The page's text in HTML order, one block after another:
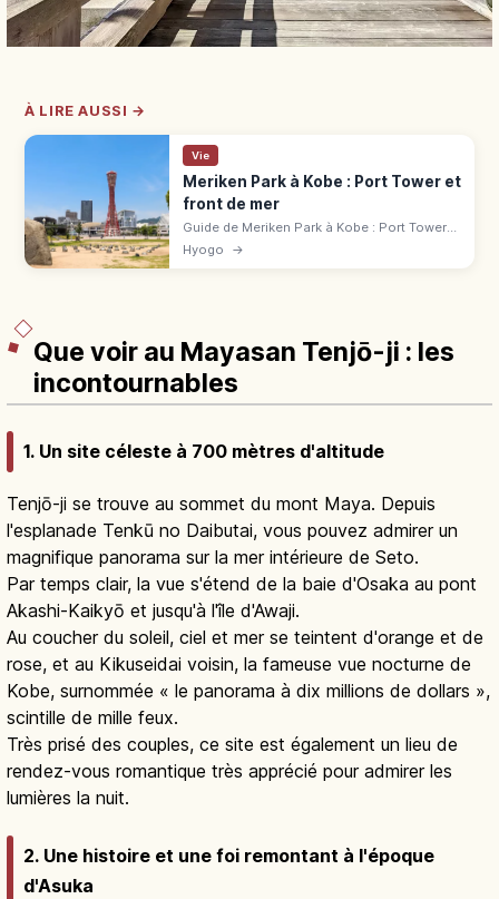
À LIRE AUSSI →
Vie
Meriken Park à Kobe : Port Tower et
front de mer
Guide de Meriken Park à Kobe : Port Tower
de 108 m, monument BE KOBE, mémorial du
séisme, promenades en bord de mer et
Hyogo →
Que voir au Mayasan Tenjō-ji : les
incontournables
1. Un site céleste à 700 mètres d'altitude
Tenjō-ji se trouve au sommet du mont Maya. Depuis
l'esplanade Tenkū no Daibutai, vous pouvez admirer un
magnifique panorama sur la mer intérieure de Seto.
Par temps clair, la vue s'étend de la baie d'Osaka au pont
Akashi-Kaikyō et jusqu'à l'île d'Awaji.
Au coucher du soleil, ciel et mer se teintent d'orange et de
rose, et au Kikuseidai voisin, la fameuse vue nocturne de
Kobe, surnommée « le panorama à dix millions de dollars »,
scintille de mille feux.
Très prisé des couples, ce site est également un lieu de
rendez-vous romantique très apprécié pour admirer les
lumières la nuit.
2. Une histoire et une foi remontant à l'époque
d'Asuka